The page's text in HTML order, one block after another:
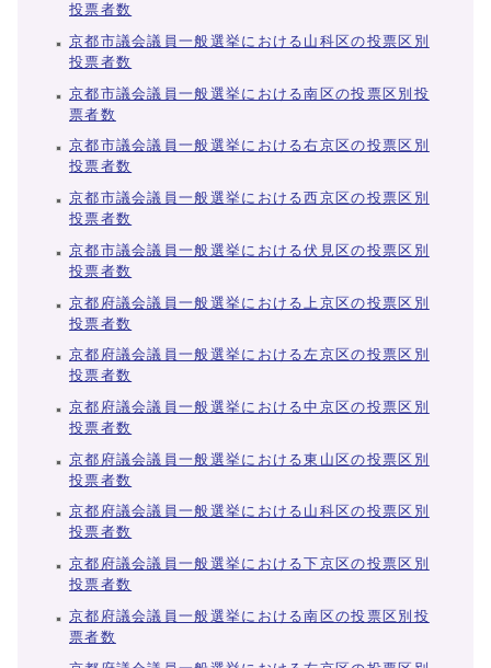
投票者数
京都市議会議員一般選挙における山科区の投票区別
投票者数
京都市議会議員一般選挙における南区の投票区別投
票者数
京都市議会議員一般選挙における右京区の投票区別
投票者数
京都市議会議員一般選挙における西京区の投票区別
投票者数
京都市議会議員一般選挙における伏見区の投票区別
投票者数
京都府議会議員一般選挙における上京区の投票区別
投票者数
京都府議会議員一般選挙における左京区の投票区別
投票者数
京都府議会議員一般選挙における中京区の投票区別
投票者数
京都府議会議員一般選挙における東山区の投票区別
投票者数
京都府議会議員一般選挙における山科区の投票区別
投票者数
京都府議会議員一般選挙における下京区の投票区別
投票者数
京都府議会議員一般選挙における南区の投票区別投
票者数